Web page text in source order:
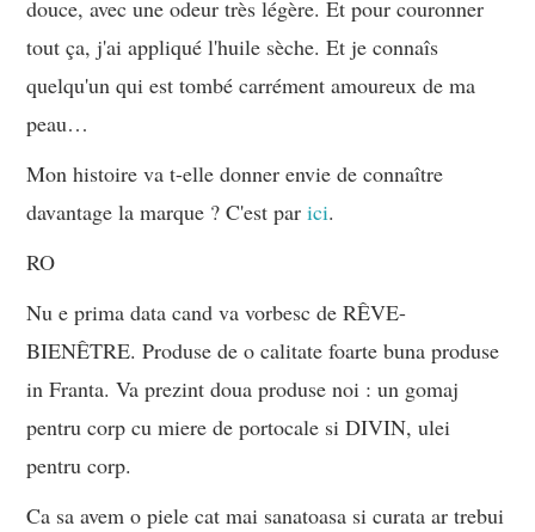
douce, avec une odeur très légère. Et pour couronner
tout ça, j'ai appliqué l'huile sèche. Et je connaîs
quelqu'un qui est tombé carrément amoureux de ma
peau…
Mon histoire va t-elle donner envie de connaître
davantage la marque ? C'est parici.
RO
Nu e prima data cand va vorbesc de RÊVE-
BIENÊTRE. Produse de o calitate foarte buna produse
in Franta. Va prezint doua produse noi : un gomaj
pentru corp cu miere de portocale si DIVIN, ulei
pentru corp.
Ca sa avem o piele cat mai sanatoasa si curata ar trebui